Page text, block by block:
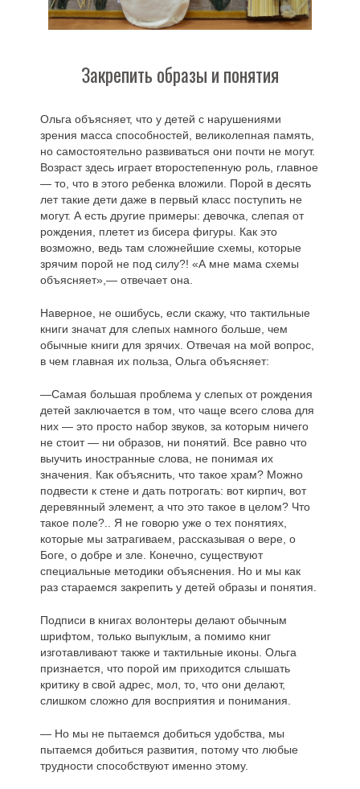
Закрепить образы и понятия
Ольга объясняет, что у детей с нарушениями
зрения масса способностей, великолепная память,
но самостоятельно развиваться они почти не могут.
Возраст здесь играет второстепенную роль, главное
— то, что в этого ребенка вложили. Порой в десять
лет такие дети даже в первый класс поступить не
могут. А есть другие примеры: девочка, слепая от
рождения, плетет из бисера фигуры. Как это
возможно, ведь там сложнейшие схемы, которые
зрячим порой не под силу?! «А мне мама схемы
объясняет»,— отвечает она.
Наверное, не ошибусь, если скажу, что тактильные
книги значат для слепых намного больше, чем
обычные книги для зрячих. Отвечая на мой вопрос,
в чем главная их польза, Ольга объясняет:
—Самая большая проблема у слепых от рождения
детей заключается в том, что чаще всего слова для
них — это просто набор звуков, за которым ничего
не стоит — ни образов, ни понятий. Все равно что
выучить иностранные слова, не понимая их
значения. Как объяснить, что такое храм? Можно
подвести к стене и дать потрогать: вот кирпич, вот
деревянный элемент, а что это такое в целом? Что
такое поле?.. Я не говорю уже о тех понятиях,
которые мы затрагиваем, рассказывая о вере, о
Боге, о добре и зле. Конечно, существуют
специальные методики объяснения. Но и мы как
раз стараемся закрепить у детей образы и понятия.
Подписи в книгах волонтеры делают обычным
шрифтом, только выпуклым, а помимо книг
изготавливают также и тактильные иконы. Ольга
признается, что порой им приходится слышать
критику в свой адрес, мол, то, что они делают,
слишком сложно для восприятия и понимания.
— Но мы не пытаемся добиться удобства, мы
пытаемся добиться развития, потому что любые
трудности способствуют именно этому.